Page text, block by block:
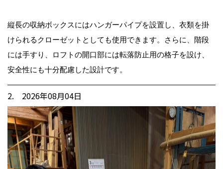
縦長の収納ボックスにはハンガーパイプを設置し、衣類を掛
けられるクローゼットとしても使用できます。さらに、階段
には手すり、ロフトの開口部には転落防止用の格子を設け、
安全性にも十分配慮した設計です。
2. 2026年08月04日